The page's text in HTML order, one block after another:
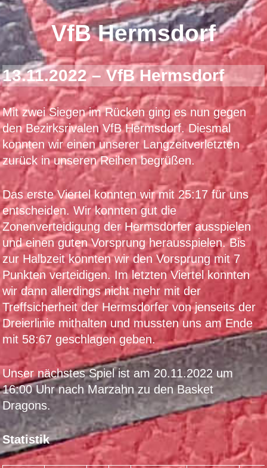
VfB Hermsdorf
13.11.2022 – VfB Hermsdorf
Mit zwei Siegen im Rücken ging es nun gegen
den Bezirksrivalen VfB Hermsdorf. Diesmal
konnten wir einen unserer Langzeitverletzten
zurück in unseren Reihen begrüßen.
Das erste Viertel konnten wir mit 25:17 für uns
entscheiden. Wir konnten gut die
Zonenverteidigung der Hermsdorfer ausspielen
und einen guten Vorsprung herausspielen. Bis
zur Halbzeit konnten wir den Vorsprung mit 7
Punkten verteidigen. Im letzten Viertel konnten
wir dann allerdings nicht mehr mit der
Treffsicherheit der Hermsdorfer von jenseits der
Dreierlinie mithalten und mussten uns am Ende
mit 58:67 geschlagen geben.
Unser nächstes Spiel ist am 20.11.2022 um
16:00 Uhr nach Marzahn zu den Basket
Dragons.
Statistik